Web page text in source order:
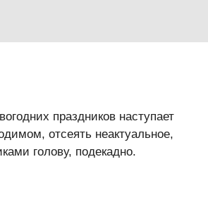
праздников наступает
отсеять неактуальное,
голову, подекадно.